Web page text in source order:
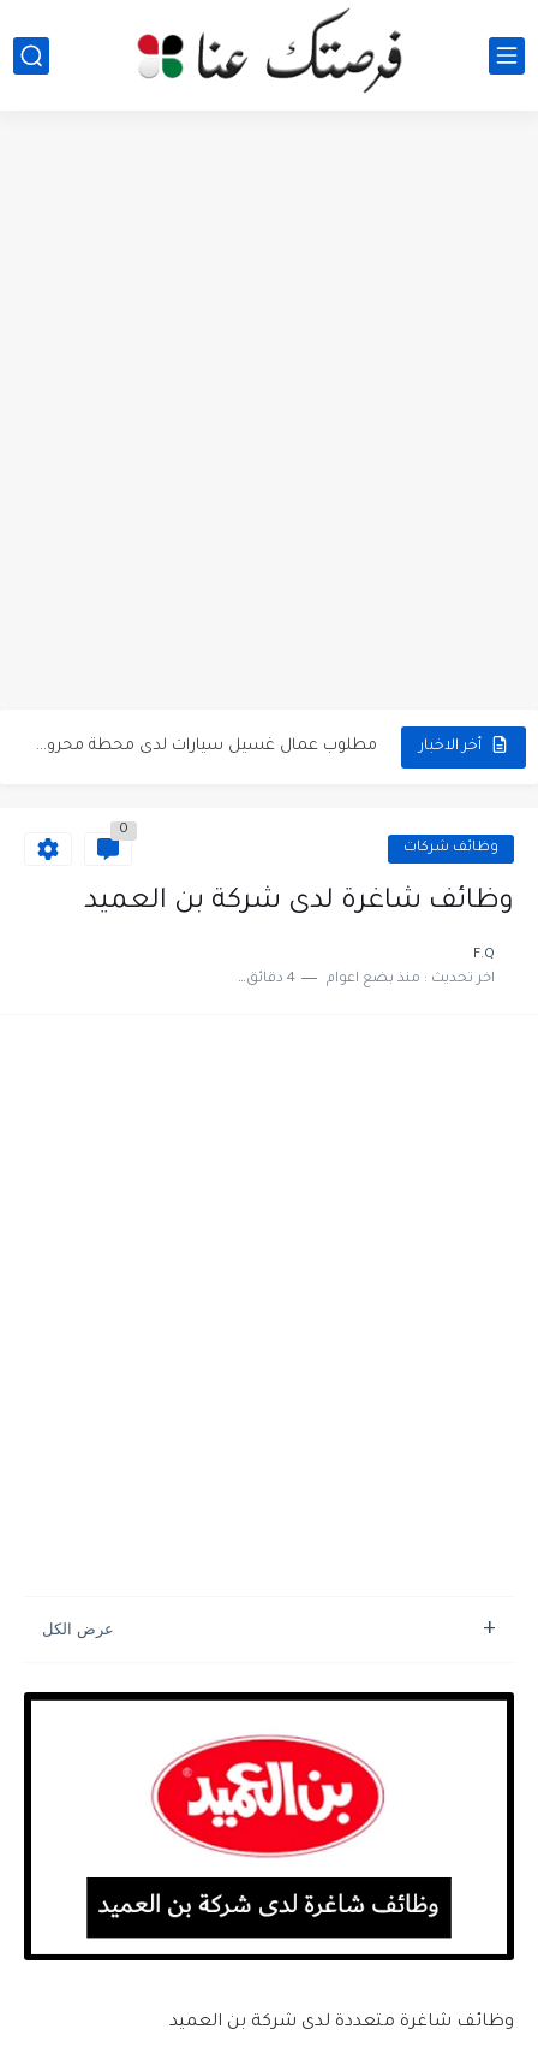
أخر الاخبار مطلوب عمال غسيل سيارات لدى محطة محروقات في عمان
تعلن مؤسسة التعليم لأجل التوظيف الأردنية وبالشراكة مع أكاديمية جولانسرالمجاني وظائف شركات
0
وظائف شاغرة لدى شركة بن العميد
F.Q
اخر تحديث : منذ بضع اعوام 4 دقائق للقراءة
وظائف شاغرة متعددة لدى شركة بن العميد